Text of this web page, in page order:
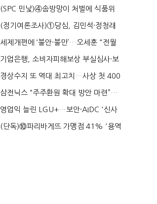
목…9월 ‘폴...
(SPC 민낯)④솜방망이 처벌에 식품위
생법 위반 반복...
(정기여론조사)①당심, 김민석·정청래
'초접전'…대통령 ...
세제개편에 ‘불안·불만’…오세훈 "전월
세 구하기 더 ...
기업은행, 소비자피해보상 부실심사·보
이스피싱 공시 ...
경상수지 또 역대 최고치…사상 첫 400
억달러에 '3% 성...
삼전닉스 “주주환원 확대 방안 마련”…
로이터에 성명...
영업익 늘린 LGU+…보안·AIDC '신사
업 드라이브'...
(단독)⑩파리바게뜨 가맹점 41% '용역